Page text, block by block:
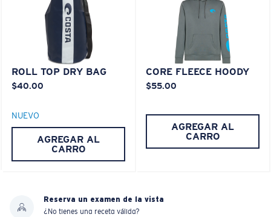
ROLL TOP DRY BAG
$40.00
NUEVO
AGREGAR AL
CARRO
CORE FLEECE HOODY
$55.00
AGREGAR AL
CARRO
Reserva un examen de la vista
¿No tienes una receta válida?